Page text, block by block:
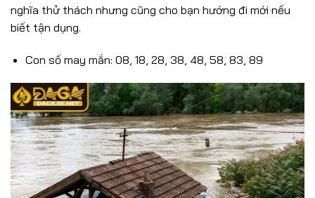
nghĩa thử thách nhưng cũng cho bạn hướng đi mới nếu
biết tận dụng.
Con số may mắn: 08, 18, 28, 38, 48, 58, 83, 89